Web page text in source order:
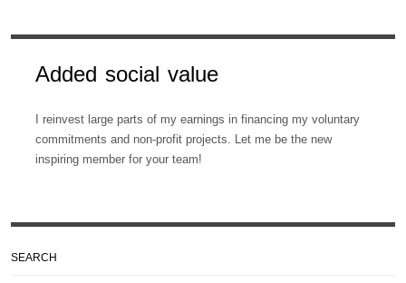
Added social value
I reinvest large parts of my earnings in financing my voluntary
commitments and non-profit projects. Let me be the new
inspiring member for your team!
SEARCH